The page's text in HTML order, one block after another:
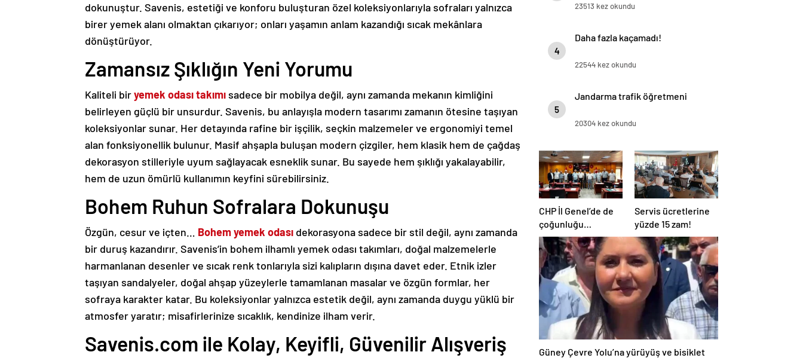
dokunuştur. Savenis, estetiği ve konforu buluşturan özel koleksiyonlarıyla sofraları yalnızca
birer yemek alanı olmaktan çıkarıyor; onları yaşamın anlam kazandığı sıcak mekânlara
dönüştürüyor.
Zamansız Şıklığın Yeni Yorumu
Kaliteli biryemek odası takımı sadece bir mobilya değil, aynı zamanda mekanın kimliğini
belirleyen güçlü bir unsurdur. Savenis, bu anlayışla modern tasarımı zamanın ötesine taşıyan
koleksiyonlar sunar. Her detayında rafine bir işçilik, seçkin malzemeler ve ergonomiyi temel
alan fonksiyonellik bulunur. Masif ahşapla buluşan modern çizgiler, hem klasik hem de çağdaş
dekorasyon stilleriyle uyum sağlayacak esneklik sunar. Bu sayede hem şıklığı yakalayabilir,
hem de uzun ömürlü kullanımın keyfini sürebilirsiniz.
Bohem Ruhun Sofralara Dokunuşu
Özgün, cesur ve içten… Bohem yemek odası dekorasyona sadece bir stil değil, aynı zamanda
bir duruş kazandırır. Savenis’in bohem ilhamlı yemek odası takımları, doğal malzemelerle
harmanlanan desenler ve sıcak renk tonlarıyla sizi kalıpların dışına davet eder. Etnik izler
taşıyan sandalyeler, doğal ahşap yüzeylerle tamamlanan masalar ve özgün formlar, her
sofraya karakter katar. Bu koleksiyonlar yalnızca estetik değil, aynı zamanda duygu yüklü bir
atmosfer yaratır; misafirlerinize sıcaklık, kendinize ilham verir.
Savenis.com ile Kolay, Keyifli, Güvenilir Alışveriş
23513 kez okundu
4
Daha fazla kaçamadı!
22544 kez okundu
5
Jandarma trafik öğretmeni
20304 kez okundu
CHP İl Genel’de de
çoğunluğu
kaybetti!
Servis ücretlerine
yüzde 15 zam!
Güney Çevre Yolu’na yürüyüş ve bisiklet